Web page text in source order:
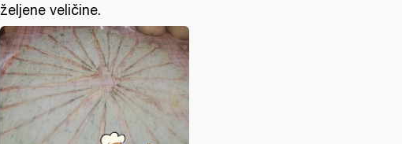
željene veličine.